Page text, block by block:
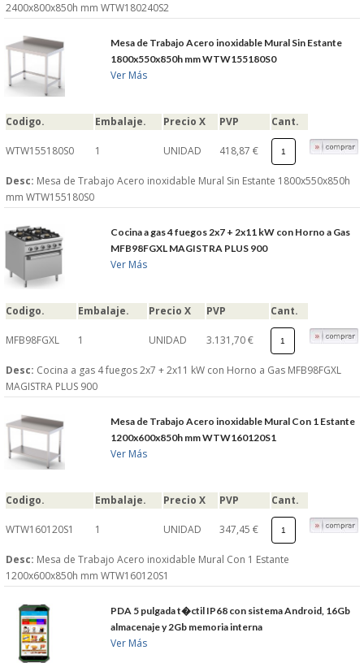
2400x800x850h mm WTW180240S2
Mesa de Trabajo Acero inoxidable Mural Sin Estante
1800x550x850h mm WTW155180S0
Ver Más
Codigo. Embalaje. Precio X PVP Cant.
WTW155180S0 1 UNIDAD 418,87 €
Desc: Mesa de Trabajo Acero inoxidable Mural Sin Estante 1800x550x850h
mm WTW155180S0
Cocina a gas 4 fuegos 2x7 + 2x11 kW con Horno a Gas
MFB98FGXL MAGISTRA PLUS 900
Ver Más
Codigo. Embalaje. Precio X PVP Cant.
MFB98FGXL 1 UNIDAD 3.131,70 €
Desc: Cocina a gas 4 fuegos 2x7 + 2x11 kW con Horno a Gas MFB98FGXL
MAGISTRA PLUS 900
Mesa de Trabajo Acero inoxidable Mural Con 1 Estante
1200x600x850h mm WTW160120S1
Ver Más
Codigo. Embalaje. Precio X PVP Cant.
WTW160120S1 1 UNIDAD 347,45 €
Desc: Mesa de Trabajo Acero inoxidable Mural Con 1 Estante
1200x600x850h mm WTW160120S1
PDA 5 pulgada t�ctil IP68 con sistema Android, 16Gb
almacenaje y 2Gb memoria interna
Ver Más